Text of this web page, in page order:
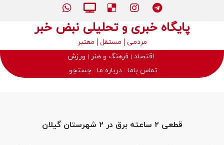
پایگاه خبری و تحلیلی نبض خبر
مردمی مستقل
معتبر
اقتصاد
فرهنگ و هنر
ورزش
تماس باما درباره ما جستجو
قطعی ۲ ساعته برق در ۲ شهرستان گیلان